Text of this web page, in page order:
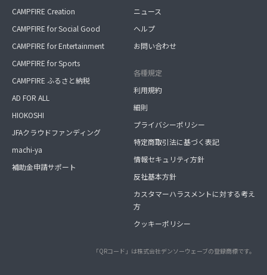
CAMPFIRE Creation
CAMPFIRE for Social Good
CAMPFIRE for Entertainment
CAMPFIRE for Sports
CAMPFIRE ふるさと納税
AD FOR ALL
HIOKOSHI
JFAクラウドファンディング
machi-ya
補助金申請サポート
ニュース
ヘルプ
お問い合わせ
各種規定
利用規約
細則
プライバシーポリシー
特定商取引法に基づく表記
情報セキュリティ方針
反社基本方針
カスタマーハラスメントに対する考え
方
クッキーポリシー
「QRコード」は株式会社デンソーウェーブの登録商標です。